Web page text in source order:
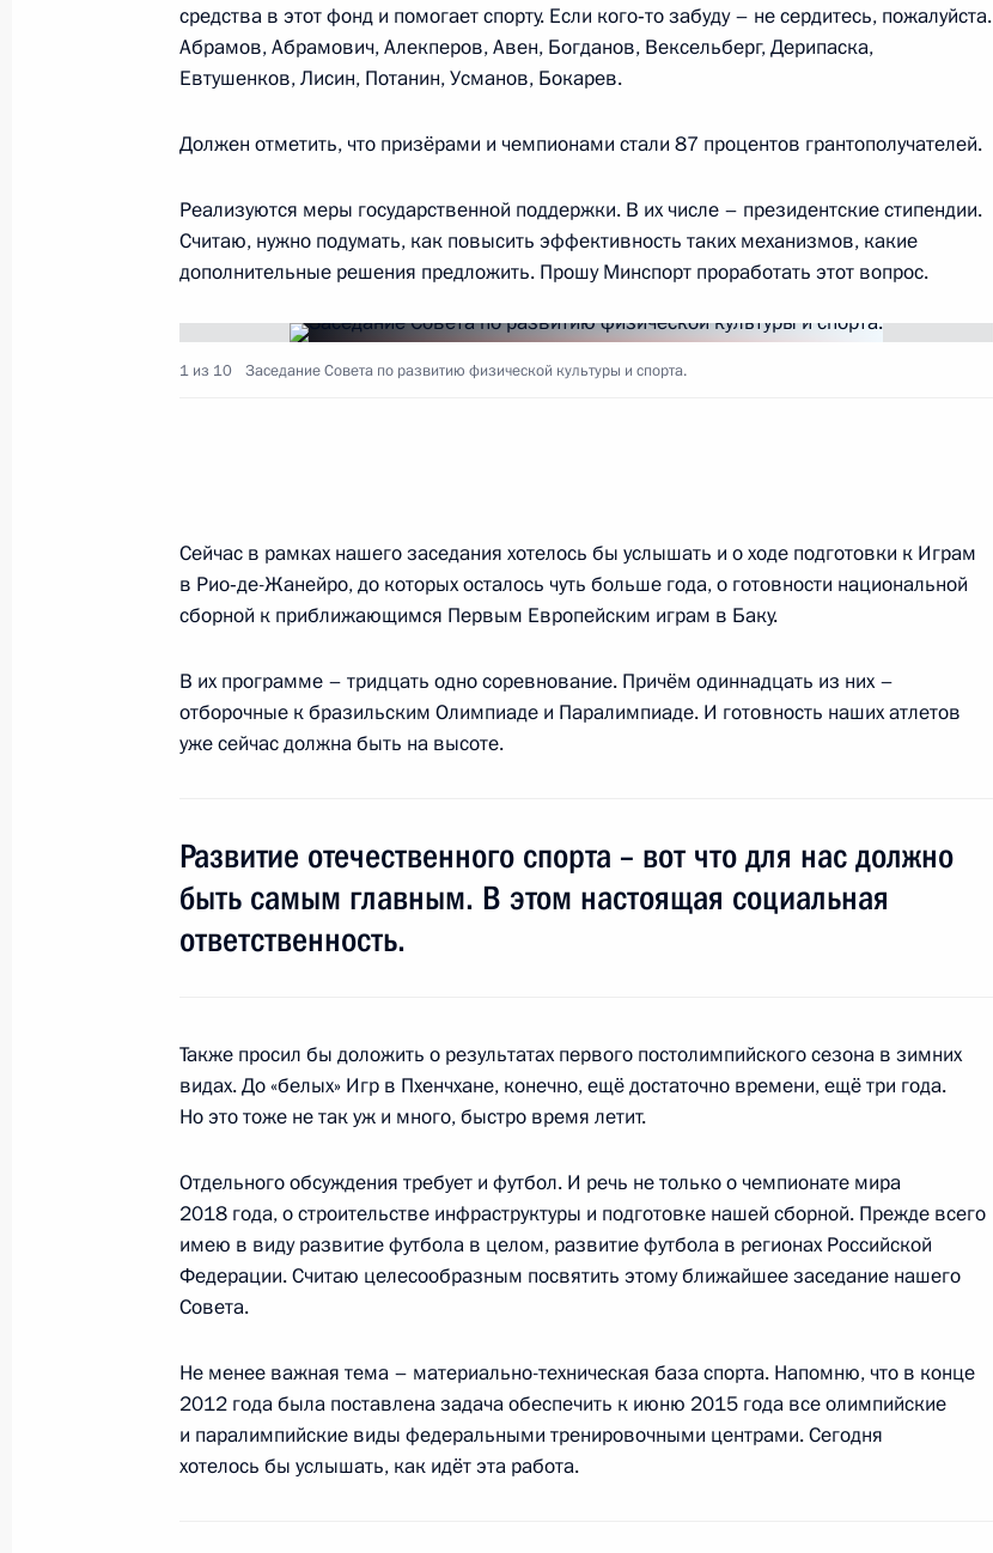
Совещание с членами Правительства
29 апреля 2015 года, 15:00
«Россельхозбанка»
28 апреля 2015 года, 12:15
Совещание с членами Правительства
4 февраля 2015 года, 16:20
автодорог
8 октября 2014 года, 16:50
Совещание с членами Правительства
27 августа 2014 года, 20:00
4 июня 2014 года, 21:10
Совещание с членами Правительства
26 марта 2014 года, 17:00
достижения целевых показателей развития страны
23 декабря 2013 года, 16:00
средства в этот фонд и помогает спорту. Если кого‑то забуду – не сердитесь, пожалуйста.
Абрамов, Абрамович, Алекперов, Авен, Богданов, Вексельберг, Дерипаска,
Евтушенков, Лисин, Потанин, Усманов, Бокарев.
Должен отметить, что призёрами и чемпионами стали 87 процентов грантополучателей.
Реализуются меры государственной поддержки. В их числе – президентские стипендии.
Считаю, нужно подумать, как повысить эффективность таких механизмов, какие
дополнительные решения предложить. Прошу Минспорт проработать этот вопрос.
1 из 10 Заседание Совета по развитию физической культуры и спорта.
Сейчас в рамках нашего заседания хотелось бы услышать и о ходе подготовки к Играм
в Рио‑де-Жанейро, до которых осталось чуть больше года, о готовности национальной
сборной к приближающимся Первым Европейским играм в Баку.
В их программе – тридцать одно соревнование. Причём одиннадцать из них –
отборочные к бразильским Олимпиаде и Паралимпиаде. И готовность наших атлетов
уже сейчас должна быть на высоте.
Развитие отечественного спорта – вот что для нас должно
быть самым главным. В этом настоящая социальная
ответственность.
Также просил бы доложить о результатах первого постолимпийского сезона в зимних
видах. До «белых» Игр в Пхенчхане, конечно, ещё достаточно времени, ещё три года.
Но это тоже не так уж и много, быстро время летит.
Отдельного обсуждения требует и футбол. И речь не только о чемпионате мира
2018 года, о строительстве инфраструктуры и подготовке нашей сборной. Прежде всего
имею в виду развитие футбола в целом, развитие футбола в регионах Российской
Федерации. Считаю целесообразным посвятить этому ближайшее заседание нашего
Совета.
Не менее важная тема – материально-техническая база спорта. Напомню, что в конце
2012 года была поставлена задача обеспечить к июню 2015 года все олимпийские
и паралимпийские виды федеральными тренировочными центрами. Сегодня
хотелось бы услышать, как идёт эта работа.